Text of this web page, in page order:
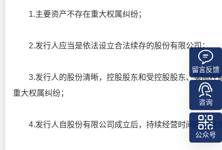
1.主要资产不存在重大权属纠纷；
2.发行人应当是依法设立合法续存的股份有限公司；
3.发行人的股份清晰，控股股东和受控股股东、实际控
重大权属纠纷；
4.发行人自股份有限公司成立后，持续经营时间应当在
留言反馈
咨询
公众号